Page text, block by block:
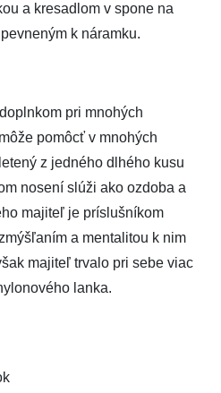
a kresadlom v spone na
k náramku.
pri mnohých
pomôcť v mnohých
z jedného dlhého kusu
nosení slúži ako ozdoba a
majiteľ je príslušníkom
a mentalitou k nim
majiteľ trvalo pri sebe viac
lanka.